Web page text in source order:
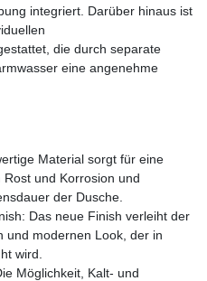
integriert. Darüber hinaus ist
die durch separate
eine angenehme
Material sorgt für eine
und Korrosion und
der Dusche.
Das neue Finish verleiht der
und modernen Look, der in
wird.
Möglichkeit, Kalt- und